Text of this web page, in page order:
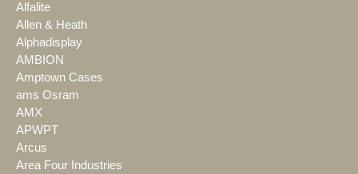
Alfalite
Allen & Heath
Alphadisplay
AMBION
Amptown Cases
ams Osram
AMX
APWPT
Arcus
Area Four Industries